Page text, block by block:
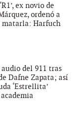
ex novio de
ordenó a
matarla: Harfuch
del 911 tras
Dafne Zapata; así
‘Estrellita’